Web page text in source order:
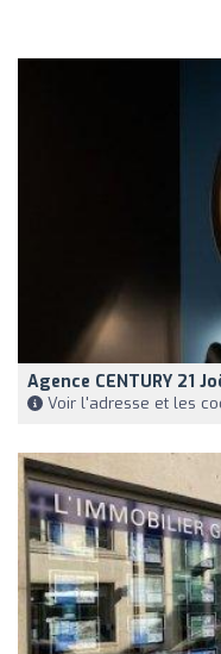
Agence CENTURY 21
Voir l'adresse et les